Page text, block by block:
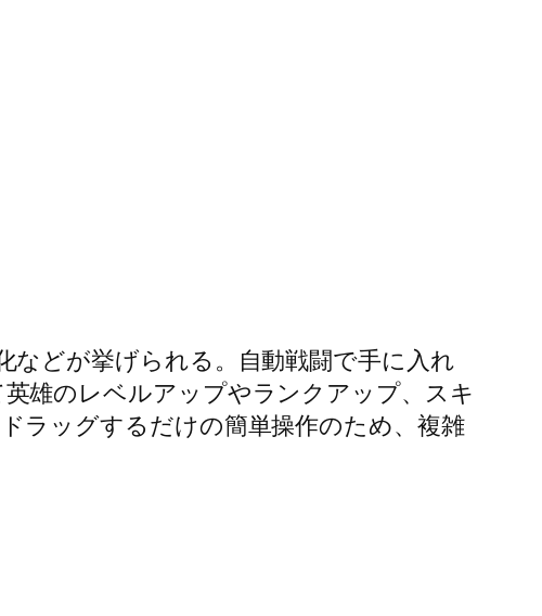
などが挙げられる。自動戦闘で手に入れ
雄のレベルアップやランクアップ、スキ
ラッグするだけの簡単操作のため、複雑